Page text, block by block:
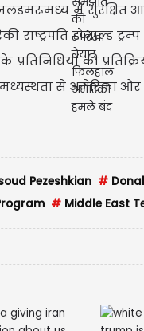
में सुरक्षित
राष्ट्रपति डोनाल्ड
प्रतिनिधियों की
से अमेरिका
Pezeshkian #
# Middle East